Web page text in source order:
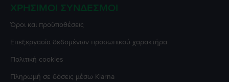
ΧΡΉΣΙΜΟΙ ΣΎΝΔΕΣΜΟΙ
Όροι και προϋποθέσεις
Επεξεργασία δεδομένων προσωπικού χαρακτήρα
Πολιτική cookies
Πληρωμή σε δόσεις μέσω Klarna